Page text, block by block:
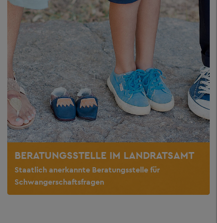
BERATUNGSSTELLE IM LANDRATSAMT
Staatlich anerkannte Beratungsstelle für
Schwangerschaftsfragen